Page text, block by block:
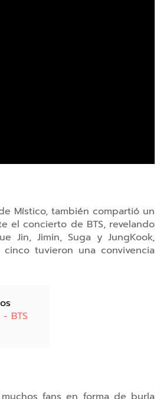
Místico, también compartió un
el concierto de BTS, revelando
Jin, Jimin, Suga y JungKook,
tuvieron una convivencia
BTS